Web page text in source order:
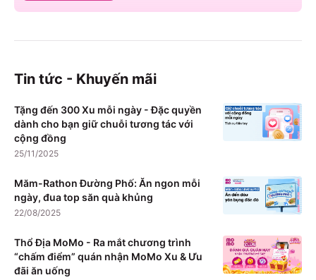
Tin tức - Khuyến mãi
Tặng đến 300 Xu mỗi ngày - Đặc quyền
dành cho bạn giữ chuỗi tương tác với
cộng đồng
25/11/2025
Măm-Rathon Đường Phố: Ăn ngon mỗi
ngày, đua top săn quà khủng
22/08/2025
Thổ Địa MoMo - Ra mắt chương trình
“chấm điểm” quán nhận MoMo Xu & Ưu
đãi ăn uống